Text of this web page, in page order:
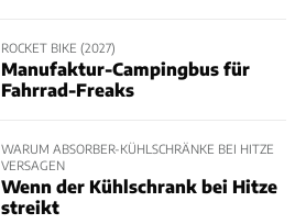
ROCKET BIKE (2027)
Manufaktur-Campingbus für
Fahrrad-Freaks
WARUM ABSORBER-KÜHLSCHRÄNKE BEI HITZE
VERSAGEN
Wenn der Kühlschrank bei Hitze
streikt